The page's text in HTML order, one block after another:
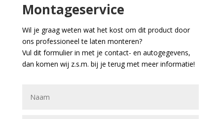
Montageservice
Wil je graag weten wat het kost om dit product door
ons professioneel te laten monteren?
Vul dit formulier in met je contact- en autogegevens,
dan komen wij z.s.m. bij je terug met meer informatie!